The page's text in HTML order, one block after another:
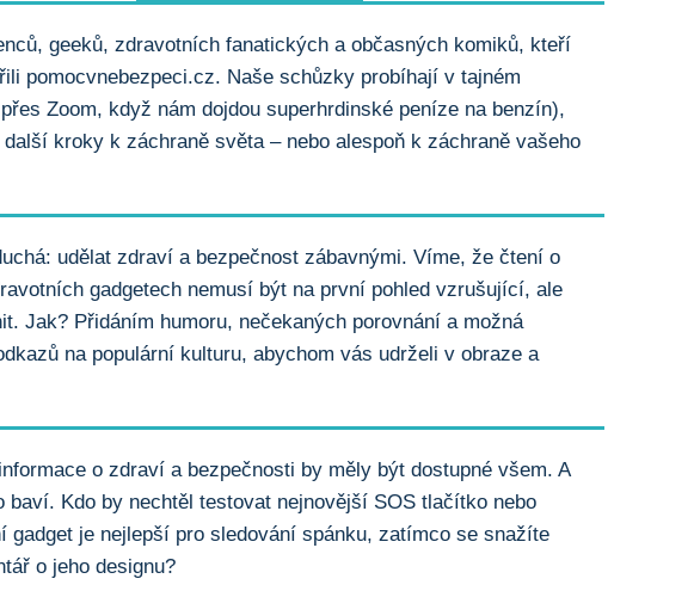
geeků, zdravotních fanatických a občasných komiků, kteří
pomocvnebezpeci.cz. Naše schůzky probíhají v tajném
Zoom, když nám dojdou superhrdinské peníze na benzín),
další kroky k záchraně světa – nebo alespoň k záchraně vašeho
udělat zdraví a bezpečnost zábavnými. Víme, že čtení o
gadgetech nemusí být na první pohled vzrušující, ale
Jak? Přidáním humoru, nečekaných porovnání a možná
na populární kulturu, abychom vás udrželi v obraze a
o zdraví a bezpečnosti by měly být dostupné všem. A
baví. Kdo by nechtěl testovat nejnovější SOS tlačítko nebo
gadget je nejlepší pro sledování spánku, zatímco se snažíte
o jeho designu?